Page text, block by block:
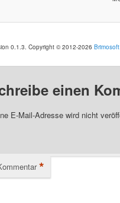
0.1.3. Copyright © 2012-2026 Brimosoft
einen
E-Mail-Adresse wird nicht
*